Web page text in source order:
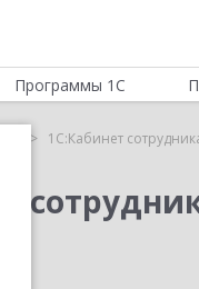
Программы 1С
1С:Кабинет